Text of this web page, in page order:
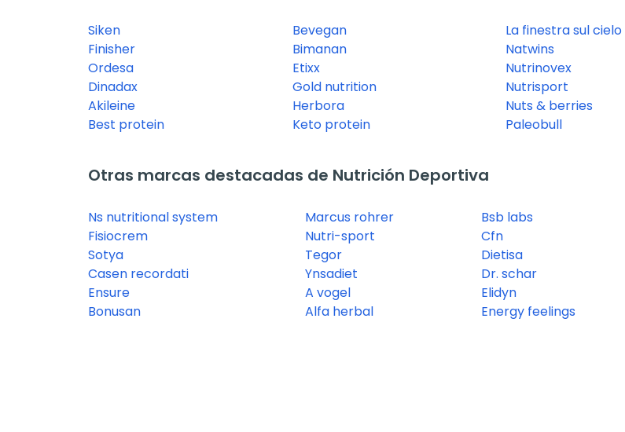
Siken
Finisher
Ordesa
Dinadax
Akileine
Best protein
Bevegan
Bimanan
Etixx
Gold nutrition
Herbora
Keto protein
La finestra sul cielo
Natwins
Nutrinovex
Nutrisport
Nuts & berries
Paleobull
Otras marcas destacadas de Nutrición Deportiva
Ns nutritional system
Fisiocrem
Sotya
Casen recordati
Ensure
Bonusan
Marcus rohrer
Nutri-sport
Tegor
Ynsadiet
A vogel
Alfa herbal
Bsb labs
Cfn
Dietisa
Dr. schar
Elidyn
Energy feelings